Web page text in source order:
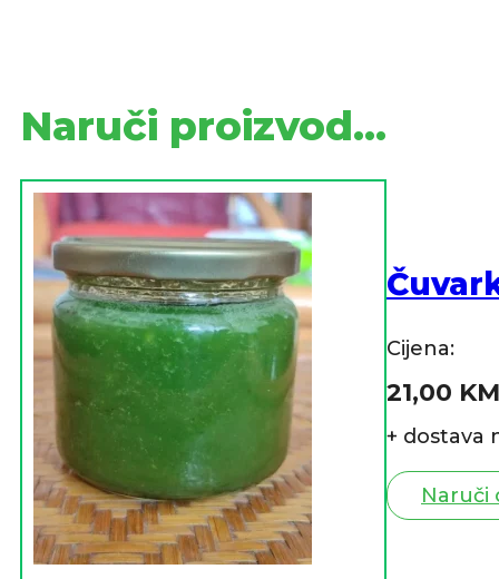
Naruči proizvod...
Cijena:
21,00 KM
+ dostava
Naruči